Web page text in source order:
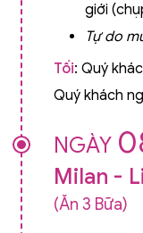
giới
Tự do
Tối: Quý
Quý khách
NGÀY
Milan -
(Ăn 3 Bữa)